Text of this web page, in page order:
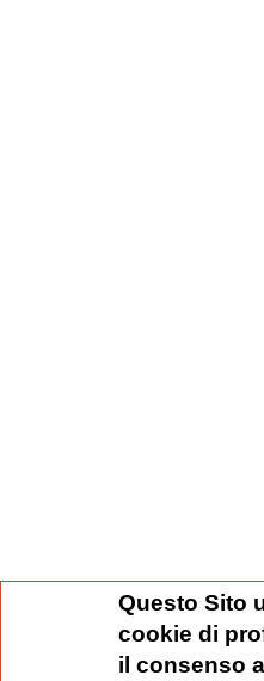
Questo Sito
cookie di
il consenso